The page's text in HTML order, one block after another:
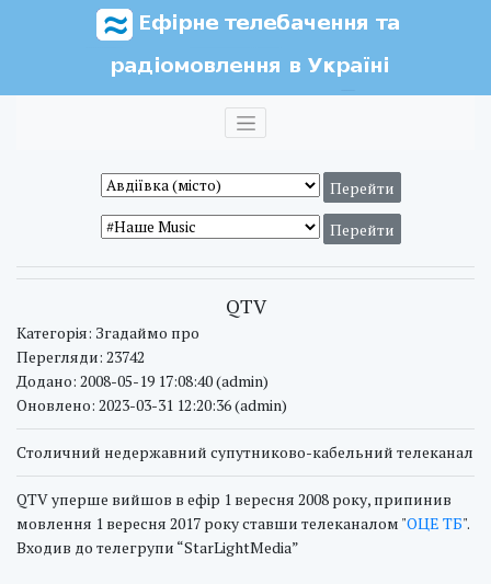
QTV
Категорія: Згадаймо про
Перегляди: 23742
Додано: 2008-05-19 17:08:40 (admin)
Оновлено: 2023-03-31 12:20:36 (admin)
Столичний недержавний супутниково-кабельний телеканал
QTV уперше вийшов в ефір 1 вересня 2008 року, припинив
мовлення 1 вересня 2017 року ставши телеканалом "ОЦЕ ТБ".
Входив до телегрупи “StarLightMedia”